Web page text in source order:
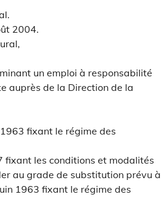
2004.
un emploi à responsabilité
auprès de la Direction de la
fixant le régime des
les conditions et modalités
au grade de substitution prévu à
1963 fixant le régime des